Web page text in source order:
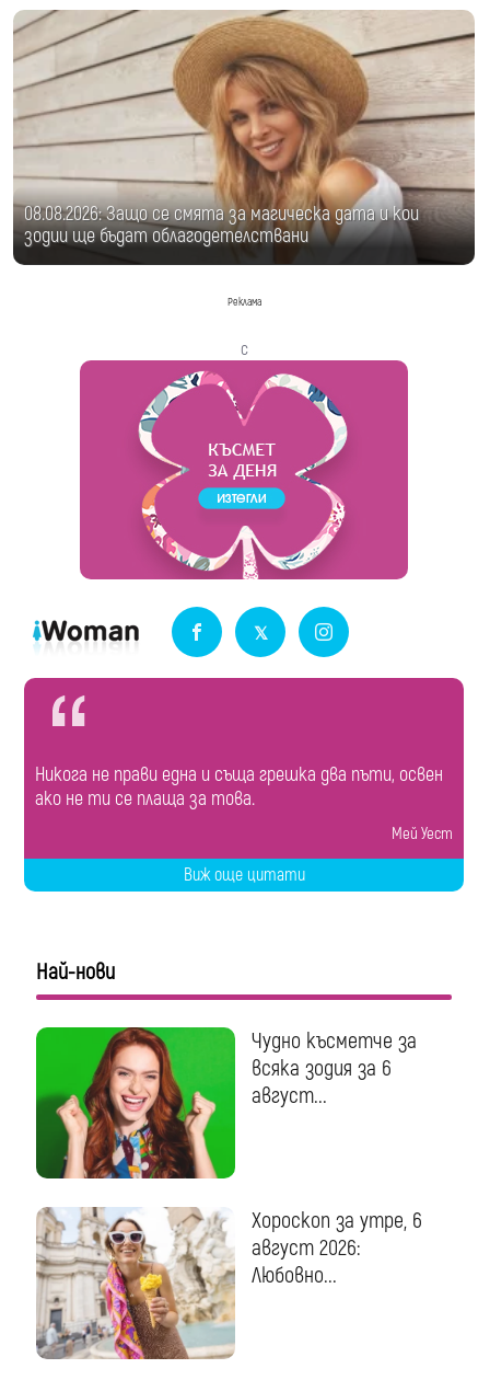
08.08.2026: Защо се смята за магическа дата и кои
зодии ще бъдат облагодетелствани
Реклама
с
Никога не прави една и съща грешка два пъти, освен
ако не ти се плаща за това.
Мей Уест
Виж още цитати
Най-нови
Чудно късметче за
всяка зодия за 6
август...
Хороскоп за утре, 6
август 2026:
Любовно...